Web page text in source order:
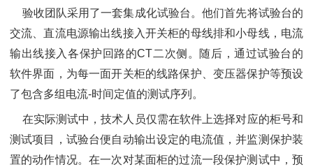
验收团队采用了一套集成化试验台。他们首先将试验台的
交流、直流电源输出线接入开关柜的母线排和小母线，电流
输出线接入各保护回路的CT二次侧。随后，通过试验台的
软件界面，为每一面开关柜的线路保护、变压器保护等预设
了包含多组电流-时间定值的测试序列。
在实际测试中，技术人员仅需在软件上选择对应的柜号和
测试项目，试验台便自动输出设定的电流值，并监测保护装
置的动作情况。在一次对某面柜的过流一段保护测试中，预